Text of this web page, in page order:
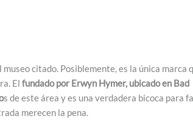
citado. Posiblemente, es la única marca
El fundado por Erwyn Hymer, ubicado en Bad
s de este área y es una verdadera bicoca para
merecen la pena.